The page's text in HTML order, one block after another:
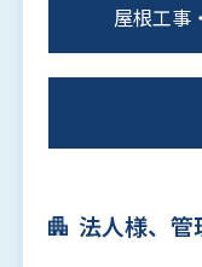
屋根工事
法人様、